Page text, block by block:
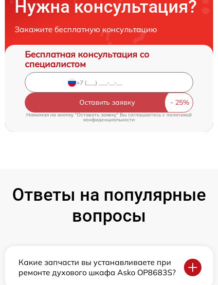
Нужна консультация?
Закажите бесплатную консультацию
Бесплатная консультация со
специалистом
Оставить заявку
Нажимая на кнопку "Оставить заявку" Вы соглашаетесь c политикой
конфиденциальности
Ответы на популярные
вопросы
Какие запчасти вы устанавливаете при
ремонте духового шкафа Asko OP8683S?